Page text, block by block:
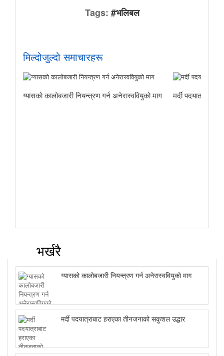
Tags: #भलिबल
मिल्दोजुल्दो समाचारहरू
ग्यासको कालोबजारी नियन्त्रण गर्न अनेरास्ववियुको माग मर्दी
भर्खरै
ग्यासको कालोबजारी नियन्त्रण गर्न अनेरास्ववियुको माग
मर्दी पदयात्राबाट हराएका तीनजनाको सकुशल उद्धार